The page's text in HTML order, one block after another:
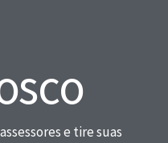
e tire suas